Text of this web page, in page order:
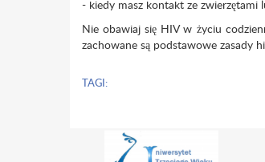
- kiedy masz kontakt ze zwierzętami
Nie obawiaj się HIV w życiu
zachowane są podstawowe zasady
TAGI: